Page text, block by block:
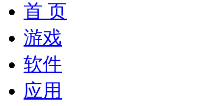
首 页
游戏
软件
应用